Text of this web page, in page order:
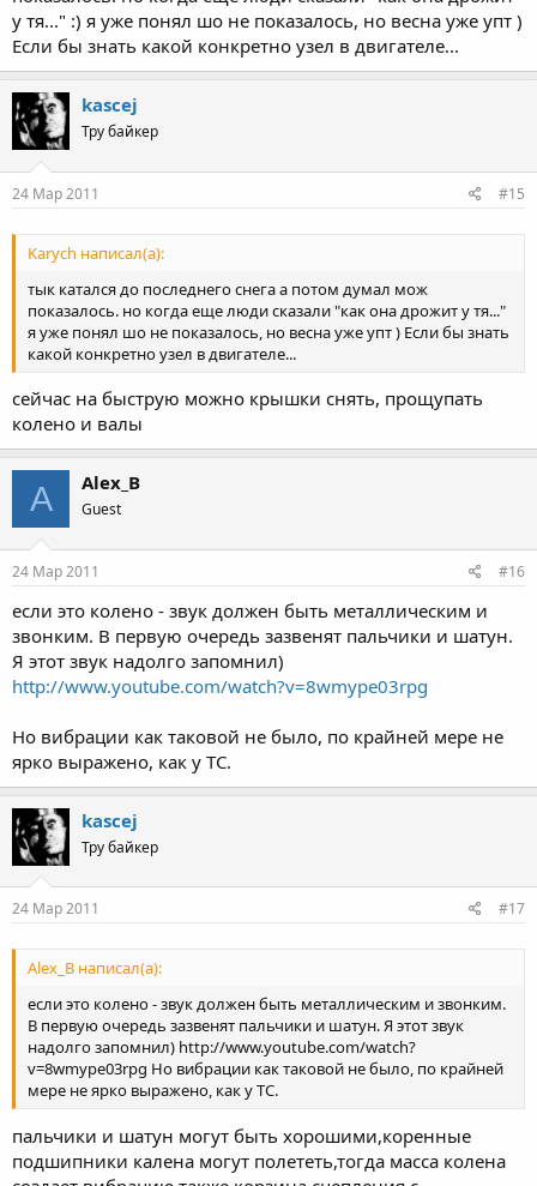
у тя..." :) я уже понял шо не показалось, но весна уже упт )
Если бы знать какой конкретно узел в двигателе...
kascej
Тру байкер
24 Мар 2011 #15
Karych написал(а):
тык катался до последнего снега а потом думал мож
показалось. но когда еще люди сказали "как она дрожит у тя..."
я уже понял шо не показалось, но весна уже упт ) Если бы знать
какой конкретно узел в двигателе...
сейчас на быструю можно крышки снять, прощупать
колено и валы
A Alex_B
Guest
24 Мар 2011 #16
если это колено - звук должен быть металлическим и
звонким. В первую очередь зазвенят пальчики и шатун.
Я этот звук надолго запомнил)
http://www.youtube.com/watch?v=8wmype03rpg
Но вибрации как таковой не было, по крайней мере не
ярко выражено, как у ТС.
kascej
Тру байкер
24 Мар 2011 #17
Alex_B написал(а):
если это колено - звук должен быть металлическим и звонким.
В первую очередь зазвенят пальчики и шатун. Я этот звук
надолго запомнил) http://www.youtube.com/watch?
v=8wmype03rpg Но вибрации как таковой не было, по крайней
мере не ярко выражено, как у ТС.
пальчики и шатун могут быть хорошими,коренные
подшипники калена могут полететь,тогда масса колена